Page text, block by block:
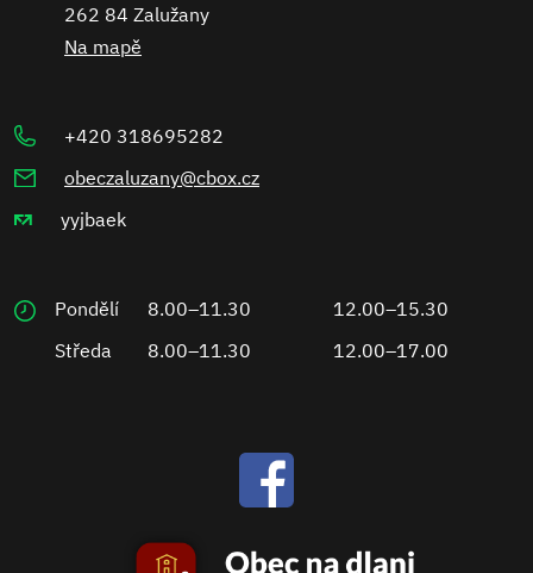
262 84 Zalužany
Na mapě
+420 318695282
obeczaluzany@cbox.cz
yyjbaek
Pondělí 8.00–11.30
12.00–15.30
Středa
8.00–11.30 12.00–17.00